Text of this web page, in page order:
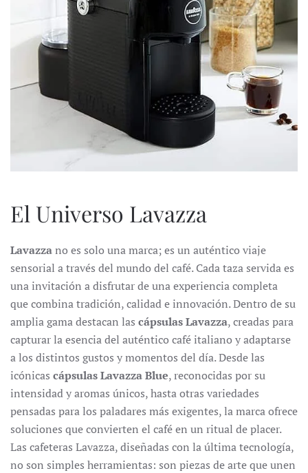
El Universo Lavazza
Lavazzano es solo una marca; es un auténtico viaje
sensorial a través del mundo del café. Cada taza servida es
una invitación a disfrutar de una experiencia completa
que combina tradición, calidad e innovación. Dentro de su
amplia gama destacan las cápsulas Lavazza, creadas para
capturar la esencia del auténtico café italiano y adaptarse
a los distintos gustos y momentos del día. Desde las
icónicas cápsulas Lavazza Blue, reconocidas por su
intensidad y aromas únicos, hasta otras variedades
pensadas para los paladares más exigentes, la marca ofrece
soluciones que convierten el café en un ritual de placer.
Las cafeteras Lavazza, diseñadas con la última tecnología,
no son simples herramientas: son piezas de arte que unen